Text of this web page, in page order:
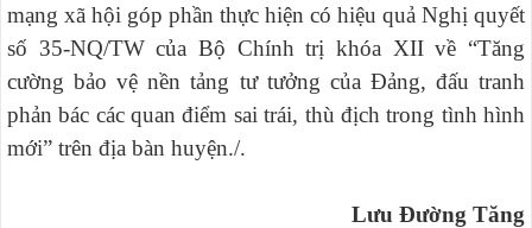
mạng xã hội góp phần thực hiện có hiệu quả Nghị quyết
số 35-NQ/TW của Bộ Chính trị khóa XII về “Tăng
cường bảo vệ nền tảng tư tưởng của Đảng, đấu tranh
phản bác các quan điểm sai trái, thù địch trong tình hình
mới” trên địa bàn huyện./.
Lưu Đường Tăng